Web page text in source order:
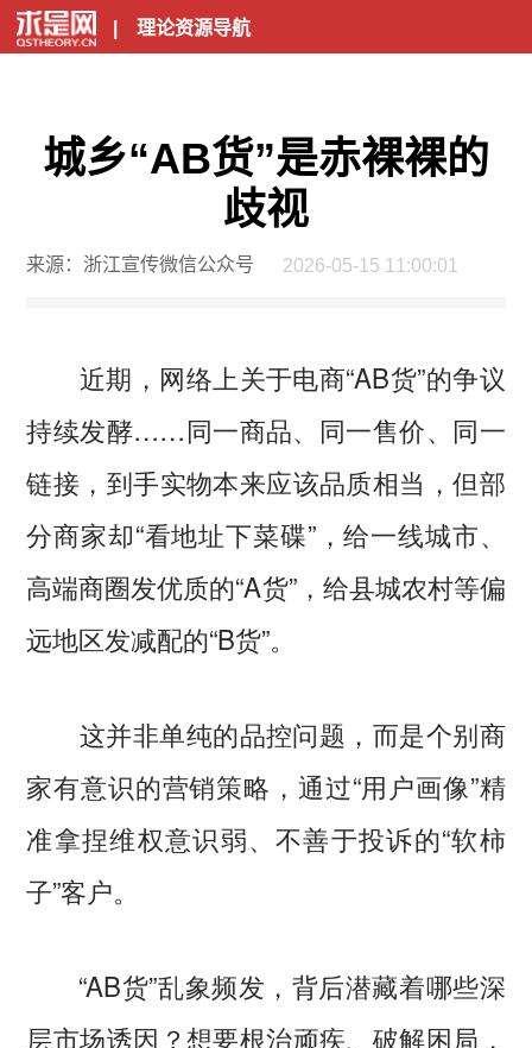
| 理论资源导航
城乡“AB货”是赤裸裸的
歧视
来源：浙江宣传微信公众号 2026-05-15 11:00:01
近期，网络上关于电商“AB货”的争议
持续发酵……同一商品、同一售价、同一
链接，到手实物本来应该品质相当，但部
分商家却“看地址下菜碟”，给一线城市、
高端商圈发优质的“A货”，给县城农村等偏
远地区发减配的“B货”。
这并非单纯的品控问题，而是个别商
家有意识的营销策略，通过“用户画像”精
准拿捏维权意识弱、不善于投诉的“软柿
子”客户。
“AB货”乱象频发，背后潜藏着哪些深
层市场诱因？想要根治顽疾、破解困局，